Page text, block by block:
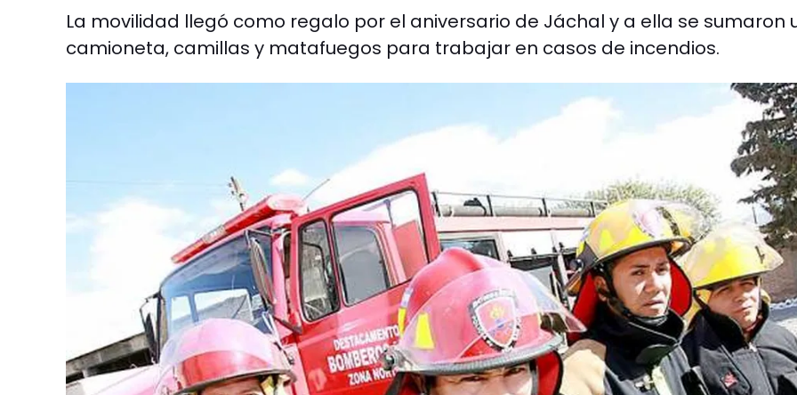
La movilidad llegó como regalo por el aniversario de Jáchal y a ella se sumaron
camioneta, camillas y matafuegos para trabajar en casos de incendios.